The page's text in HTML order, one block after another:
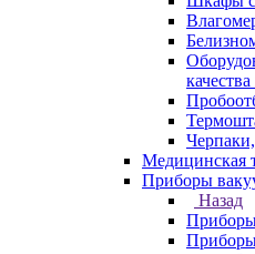
Медицинская
Приборы
Назад
Приборы
Приборы